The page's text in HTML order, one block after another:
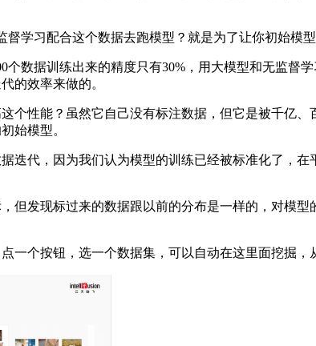
学习配合这个数据去跑模型？就是为了让你初始模型
据训练出来的精度只有30%，用大模型和无监督
的效率来做的。
性能？虽然它自己没有标注数据，但它是被千亿、
始模型。
代，因为我们认为模型的训练已经被标准化了，在
发现标过来的数据跟以前的分布是一样的，对模型
个按钮，选一个数据集，可以自动在这里面挖掘，